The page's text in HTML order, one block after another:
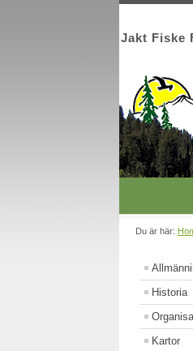
Jakt Fiske
Du är här:
Historia
Kartor